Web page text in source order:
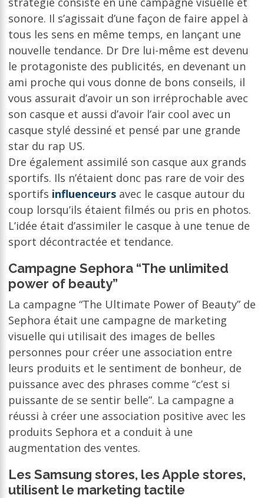
sonore. Il s’agissait d’une façon de faire appel à
tous les sens en même temps, en lançant une
nouvelle tendance. Dr Dre lui-même est devenu
le protagoniste des publicités, en devenant un
ami proche qui vous donne de bons conseils, il
vous assurait d’avoir un son irréprochable avec
son casque et aussi d’avoir l’air cool avec un
casque stylé dessiné et pensé par une grande
star du rap US.
Dre également assimilé son casque aux grands
sportifs. Ils n’étaient donc pas rare de voir des
sportifs influenceursavec le casque autour du
coup lorsqu’ils étaient filmés ou pris en photos.
L’idée était d’assimiler le casque à une tenue de
sport décontractée et tendance.
Campagne Sephora “The unlimited
power of beauty”
La campagne “The Ultimate Power of Beauty” de
Sephora était une campagne de marketing
visuelle qui utilisait des images de belles
personnes pour créer une association entre
leurs produits et le sentiment de bonheur, de
puissance avec des phrases comme “c’est si
puissante de se sentir belle”. La campagne a
réussi à créer une association positive avec les
produits Sephora et a conduit à une
augmentation des ventes.
Les Samsung stores, les Apple stores,
utilisent le marketing tactile